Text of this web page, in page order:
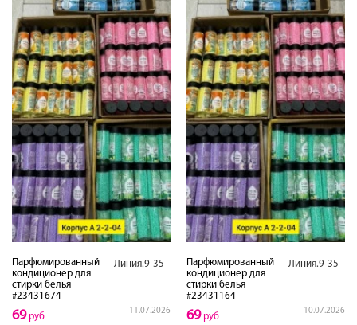
Парфюмированный
кондиционер для
стирки белья
#23431674
Линия.9-35
11.07.2026
69руб
Парфюмированный
кондиционер для
стирки белья
#23431164
Линия.9-35
10.07.2026
69руб